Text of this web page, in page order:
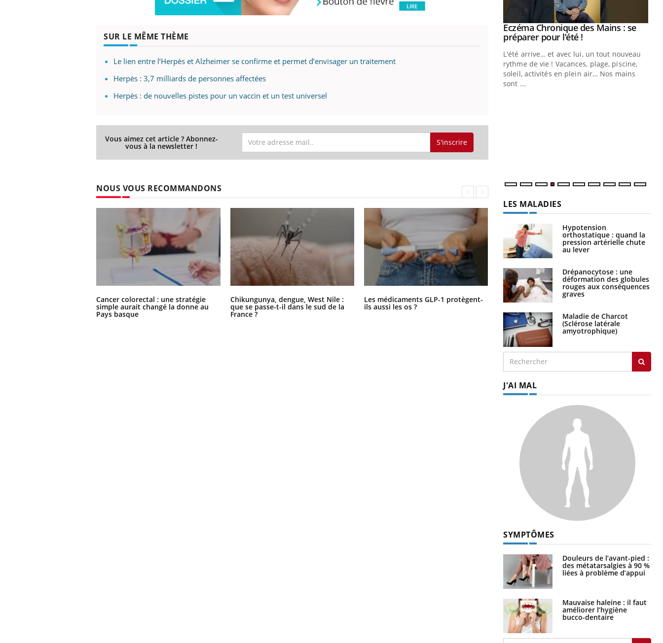
SUR LE MÊME THÈME
Le lien entre l’Herpès et Alzheimer se confirme et permet d’envisager un traitement
Herpès : 3,7 milliards de personnes affectées
Herpès : de nouvelles pistes pour un vaccin et un test universel
Vous aimez cet article ? Abonnez-
vous à la newsletter ! S'inscrire
NOUS VOUS RECOMMANDONS
Cancer colorectal : une stratégie
simple aurait changé la donne au
Pays basque
Chikungunya, dengue, West Nile :
que se passe-t-il dans le sud de la
France ?
Les médicaments GLP-1 protègent-
ils aussi les os ?
Cytomégalovirus : ce qui change
dans la prise en charge des femmes
enceintes
Youtube
même alopécie… Les symptômes de la
carence en fer sont multiples ce qui la rend
reste entourée d'idées reçues chez les
patients comme parfois chez les soignants.
Youtube
Eczéma Chronique des Mains : se
préparer pour l’été !Youtube
L'été arrive… et avec lui, un tout nouveau
rythme de vie ! Vacances, plage, piscine,
soleil, activités en plein air… Nos mains
sont ...
LES MALADIES
Hypotension
orthostatique : quand la
pression artérielle chute
au lever
Drépanocytose : une
déformation des globules
rouges aux conséquences
graves
Maladie de Charcot
(Sclérose latérale
amyotrophique)
J'AI MAL
SYMPTÔMES
Douleurs de l’avant-pied :
des métatarsalgies à 90 %
liées à problème d’appui
Mauvaise haleine : il faut
améliorer l’hygiène
bucco-dentaire